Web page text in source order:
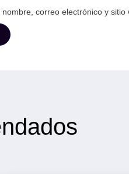
correo electrónico y